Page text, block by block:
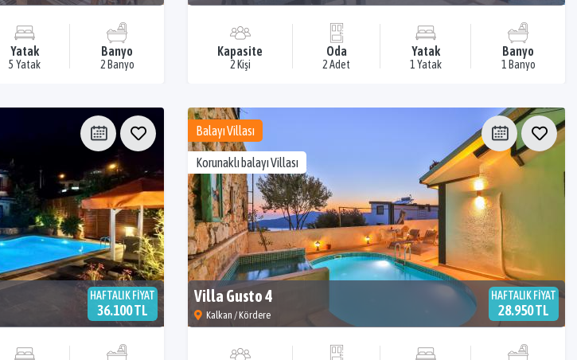
Yatak
5 Yatak
Banyo
2 Banyo
Kapasite
2 Kişi
Oda
2 Adet
Yatak
1 Yatak
Banyo
1 Banyo
HAFTALIK FİYAT
36.100 TL
Balayı Villası
Korunaklı balayı Villası
Villa Gusto 4
Kalkan / Kördere
HAFTALIK FİYAT
28.950 TL